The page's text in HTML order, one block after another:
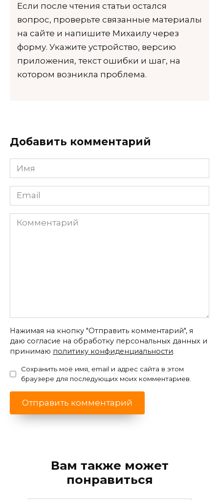
Если после чтения статьи остался
вопрос, проверьте связанные материалы
на сайте и напишите Михаилу через
форму. Укажите устройство, версию
приложения, текст ошибки и шаг, на
котором возникла проблема.
Добавить комментарий
Имя
*
Email
*
Комментарий
Нажимая на кнопку "Отправить комментарий", я
даю согласие на обработку персональных данных и
принимаю политику конфиденциальности.
Сохранить моё имя, email и адрес сайта в этом
браузере для последующих моих комментариев.
Вам также может
понравиться